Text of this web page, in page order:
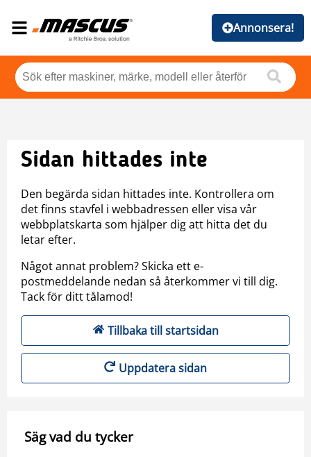
Annonsera!
Sidan hittades inte
Den begärda sidan hittades inte. Kontrollera om
det finns stavfel i webbadressen eller visa vår
webbplatskarta som hjälper dig att hitta det du
letar efter.
Något annat problem? Skicka ett e-
postmeddelande nedan så återkommer vi till dig.
Tack för ditt tålamod!
Tillbaka till startsidan
Uppdatera sidan
Säg vad du tycker